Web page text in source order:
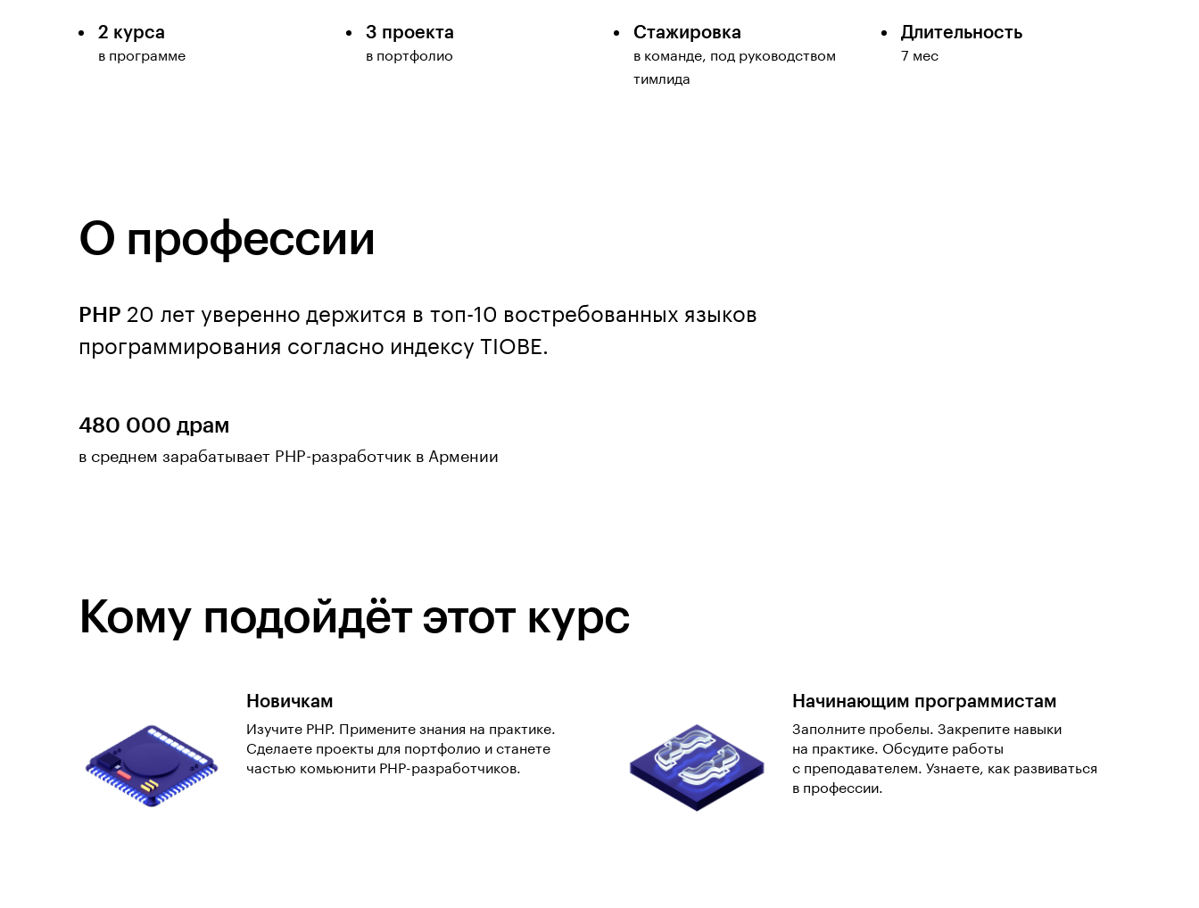
2 курса
в программе
3 проекта
в портфолио
Стажировка
в команде, под руководством
тимлида
Длительность
7 мес
О профессии
PHP 20 лет уверенно держится в топ-10 востребованных языков
программирования согласно индексу TIOBE.
480 000 драм
в среднем зарабатывает PHP-разработчик в Армении
Кому подойдёт этот курс
Новичкам
Изучите PHP. Примените знания на практике.
Сделаете проекты для портфолио и станете
частью комьюнити PHP-разработчиков.
Начинающим программистам
Заполните пробелы. Закрепите навыки
на практике. Обсудите работы
с преподавателем. Узнаете, как развиваться
в профессии.